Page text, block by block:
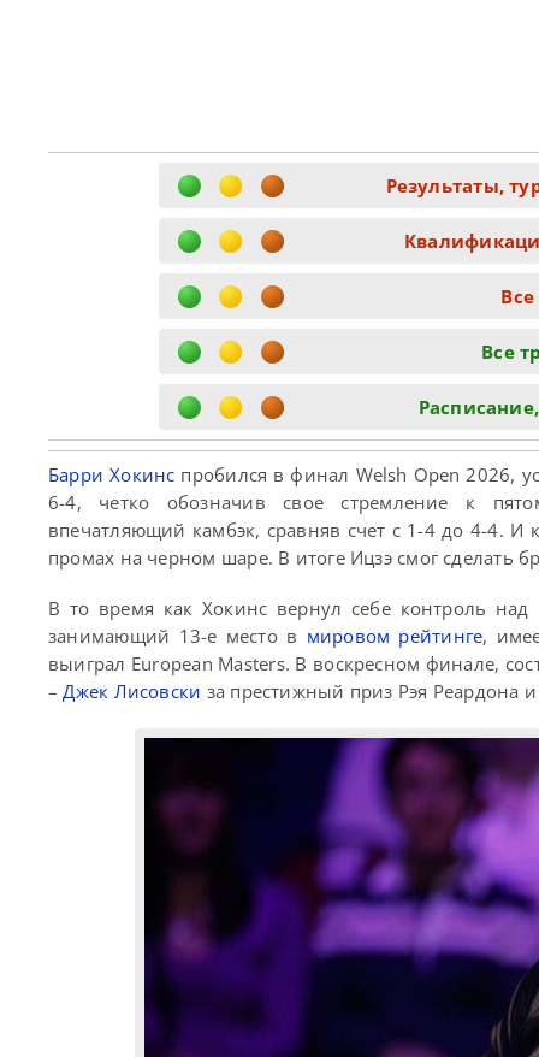
Результаты,
Все
Барри Хокинс пробился в финал Welsh Open 2026,
6-4, четко обозначив свое стремление к
впечатляющий камбэк, сравняв счет с 1-4 до 4-4.
промах на черном шаре. В итоге Ицзэ смог сделать
В то время как Хокинс вернул себе контроль
занимающий 13-е место в мировом рейтинге,
выиграл European Masters. В воскресном финале,
–Джек Лисовски за престижный приз Рэя Реардона